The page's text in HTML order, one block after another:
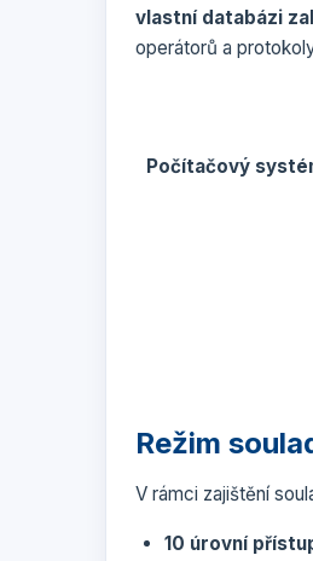
vlastní databázi
operátorů a
Počítačový
Režim
V rámci zajištění
10 úrovní